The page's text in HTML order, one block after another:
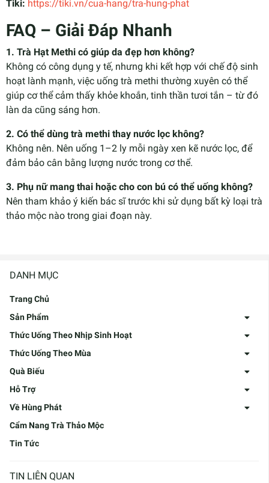
DANH MỤC
Trang Chủ
Sản Phẩm
Thức Uống Theo Nhịp Sinh Hoạt
Thức Uống Theo Mùa
Quà Biếu
Hỗ Trợ
Về Hùng Phát
Cẩm Nang Trà Thảo Mộc
Tin Tức
TIN LIÊN QUAN
Tiki: https://tiki.vn/cua-hang/tra-hung-phat
FAQ – Giải Đáp Nhanh
1. Trà Hạt Methi có giúp da đẹp hơn không?
Không có công dụng y tế, nhưng khi kết hợp với chế độ sinh
hoạt lành mạnh, việc uống trà methi thường xuyên có thể
giúp cơ thể cảm thấy khỏe khoắn, tinh thần tươi tắn – từ đó
làn da cũng sáng hơn.
2. Có thể dùng trà methi thay nước lọc không?
Không nên. Nên uống 1–2 ly mỗi ngày xen kẽ nước lọc, để
đảm bảo cân bằng lượng nước trong cơ thể.
3. Phụ nữ mang thai hoặc cho con bú có thể uống không?
Nên tham khảo ý kiến bác sĩ trước khi sử dụng bất kỳ loại trà
thảo mộc nào trong giai đoạn này.